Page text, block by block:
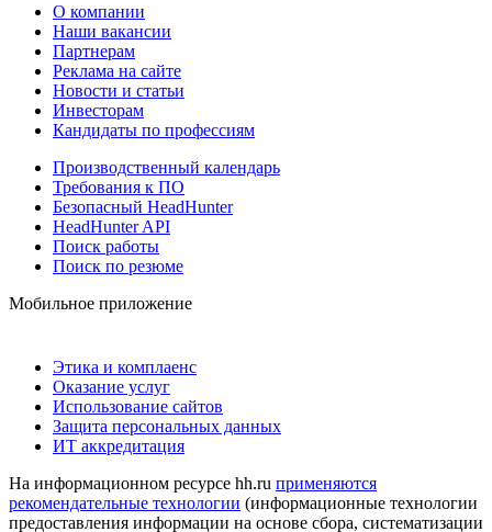
О компании
Наши вакансии
Партнерам
Реклама на сайте
Новости и статьи
Инвесторам
Кандидаты по профессиям
Производственный календарь
Требования к ПО
Безопасный HeadHunter
HeadHunter API
Поиск работы
Поиск по резюме
Мобильное приложение
Этика и комплаенс
Оказание услуг
Использование сайтов
Защита персональных данных
ИТ аккредитация
На информационном ресурсе hh.ru применяются
рекомендательные технологии (информационные технологии
предоставления информации на основе сбора, систематизации